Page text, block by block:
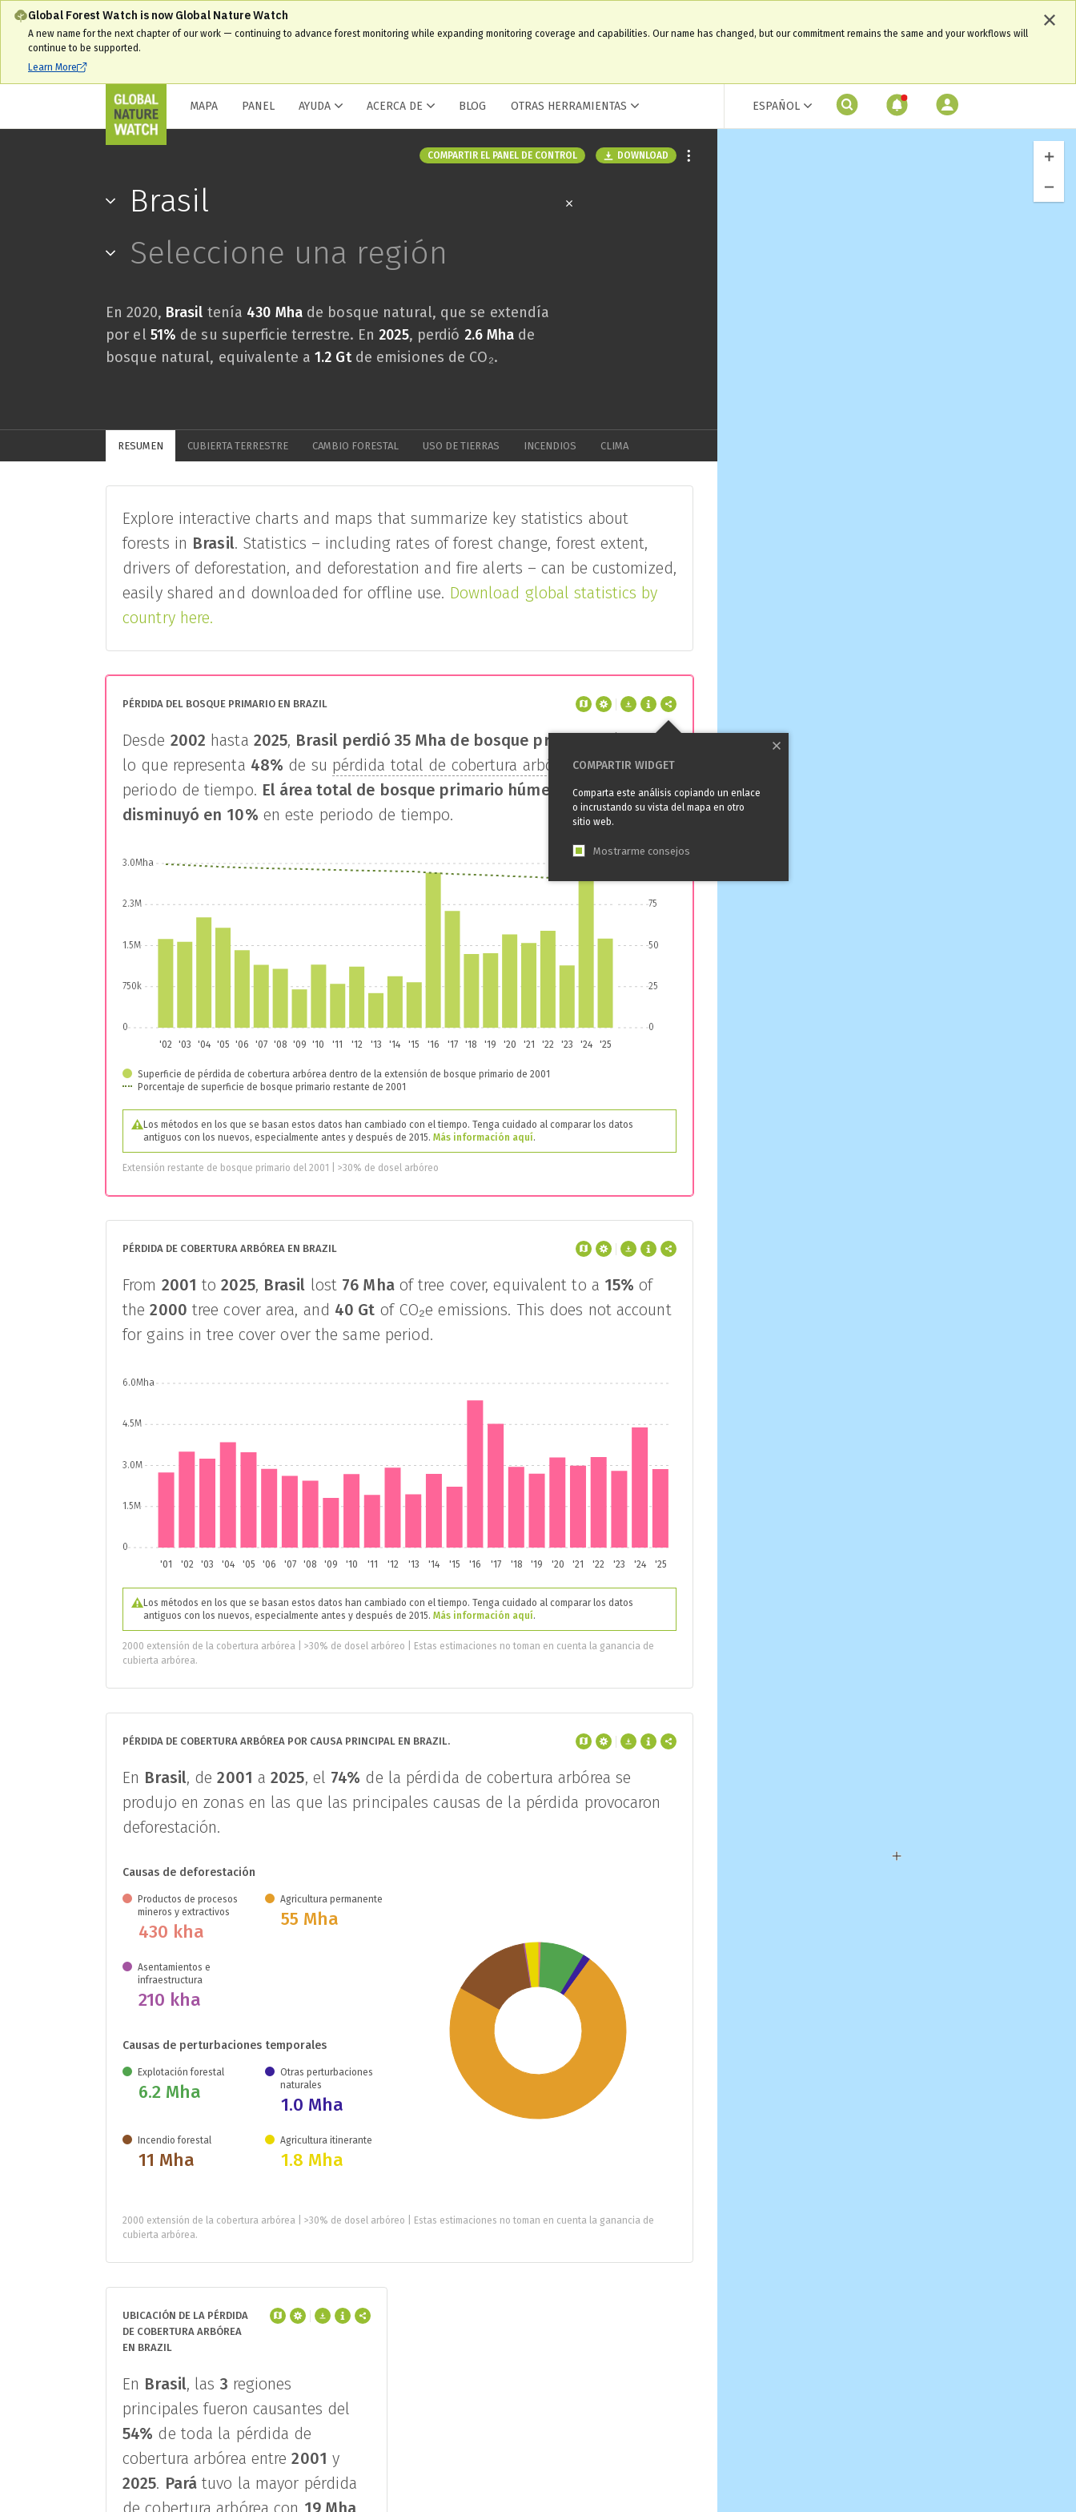
Global Forest Watch is now Global Nature Watch
A new name for the next chapter of our work — continuing to advance forest monitoring while expanding monitoring coverage and capabilities. Our name has changed, but our commitment remains the same and your workflows will
continue to be supported.
Learn More
MAPA PANEL AYUDA ACERCA DE BLOG OTRAS HERRAMIENTAS ESPAÑOL
COMPARTIR EL PANEL DE CONTROL DOWNLOAD
Brasil
Seleccione una región
En 2020, Brasil tenía 430 Mhade bosque natural, que se extendía
por el 51% de su superficie terrestre. En 2025, perdió 2.6 Mha de
bosque natural, equivalente a1.2 Gtde emisiones de CO₂.
RESUMEN CUBIERTA TERRESTRE CAMBIO FORESTAL USO DE TIERRAS INCENDIOS CLIMA
Explore interactive charts and maps that summarize key statistics about
forests in Brasil. Statistics – including rates of forest change, forest extent,
drivers of deforestation, and deforestation and fire alerts – can be customized,
easily shared and downloaded for offline use. Download global statistics by
country here.
PÉRDIDA DEL BOSQUE PRIMARIO EN BRAZIL
Desde 2002 hasta 2025, Brasilperdió 35 Mha de bosque primario húmedo
lo que representa 48% de su pérdida total de cobertura arbóreaen el mismo
periodo de tiempo. El área total de bosque primario húmedo enBrasil
disminuyó en 10% en este periodo de tiempo.
'02 '03 '04 '05 '06 '07 '08 '09 '10 '11 '12 '13 '14 '15 '16 '17 '18 '19 '20 '21 '22 '23 '24 '25
0
750k
1.5M
2.3M
3.0Mha
0
25
50
75
Superficie de pérdida de cobertura arbórea dentro de la extensión de bosque primario de 2001
Porcentaje de superficie de bosque primario restante de 2001
Los métodos en los que se basan estos datos han cambiado con el tiempo. Tenga cuidado al comparar los datos
antiguos con los nuevos, especialmente antes y después de 2015. Más información aquí.
Extensión restante de bosque primario del 2001 | >30% de dosel arbóreo
PÉRDIDA DE COBERTURA ARBÓREA EN BRAZIL
From 2001 to2025, Brasil lost 76 Mhaof tree cover, equivalent to a 15% of
the2000 tree cover area, and 40 Gt of CO₂e emissions. This does not account
for gains in tree cover over the same period.
'01 '02 '03 '04 '05 '06 '07 '08 '09 '10 '11 '12 '13 '14 '15 '16 '17 '18 '19 '20 '21 '22 '23 '24 '25
0
1.5M
3.0M
4.5M
6.0Mha
Los métodos en los que se basan estos datos han cambiado con el tiempo. Tenga cuidado al comparar los datos
antiguos con los nuevos, especialmente antes y después de 2015. Más información aquí.
2000 extensión de la cobertura arbórea | >30% de dosel arbóreo | Estas estimaciones no toman en cuenta la ganancia de
cubierta arbórea.
PÉRDIDA DE COBERTURA ARBÓREA POR CAUSA PRINCIPAL EN BRAZIL.
En Brasil, de2001 a2025, el 74% de la pérdida de cobertura arbórea se
produjo en zonas en las que las principales causas de la pérdida provocaron
deforestación.
Causas de deforestación
Productos de procesos
mineros y extractivos
430 kha
Agricultura permanente
55 Mha
Asentamientos e
infraestructura
210 kha
Causas de perturbaciones temporales
Explotación forestal
6.2 Mha
Otras perturbaciones
naturales
1.0 Mha
Incendio forestal
11 Mha
Agricultura itinerante
1.8 Mha
2000 extensión de la cobertura arbórea | >30% de dosel arbóreo | Estas estimaciones no toman en cuenta la ganancia de
cubierta arbórea.
UBICACIÓN DE LA PÉRDIDA
DE COBERTURA ARBÓREA
EN BRAZIL
En Brasil, las 3 regiones
principales fueron causantes del
54% de toda la pérdida de
cobertura arbórea entre2001 y
2025. Pará tuvo la mayor pérdida
de cobertura arbórea con 19 Mha
COMPARTIR WIDGET
Comparta este análisis copiando un enlace
o incrustando su vista del mapa en otro
sitio web.
Mostrarme consejos